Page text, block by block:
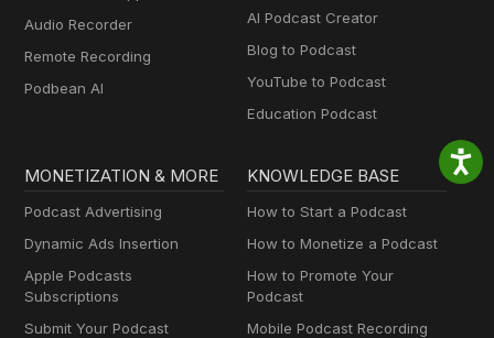
Audio Recorder
Remote Recording
Podbean AI
AI Podcast Creator
Blog to Podcast
YouTube to Podcast
Education Podcast
MONETIZATION & MORE
Podcast Advertising
Dynamic Ads Insertion
Apple Podcasts
Subscriptions
Submit Your Podcast
KNOWLEDGE BASE
How to Start a Podcast
How to Monetize a Podcast
How to Promote Your
Podcast
Mobile Podcast Recording